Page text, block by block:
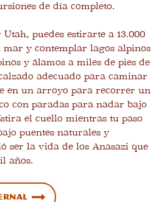
de día completo.
puedes estirarte a 13.000
mar y contemplar lagos alpinos
y álamos a miles de pies de
adecuado para caminar
en un arroyo para recorrer un
con paradas para nadar bajo
el cuello mientras tu paso
puentes naturales y
ser la vida de los Anasazi que
años.